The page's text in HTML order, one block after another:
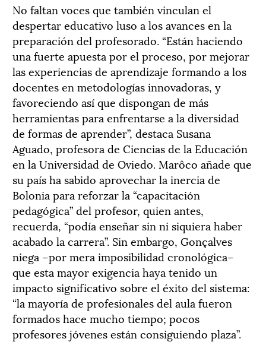
No faltan voces que también vinculan el
despertar educativo luso a los avances en la
preparación del profesorado. “Están haciendo
una fuerte apuesta por el proceso, por mejorar
las experiencias de aprendizaje formando a los
docentes en metodologías innovadoras, y
favoreciendo así que dispongan de más
herramientas para enfrentarse a la diversidad
de formas de aprender”, destaca Susana
Aguado, profesora de Ciencias de la Educación
en la Universidad de Oviedo. Marôco añade que
su país ha sabido aprovechar la inercia de
Bolonia para reforzar la “capacitación
pedagógica” del profesor, quien antes,
recuerda, “podía enseñar sin ni siquiera haber
acabado la carrera”. Sin embargo, Gonçalves
niega –por mera imposibilidad cronológica–
que esta mayor exigencia haya tenido un
impacto significativo sobre el éxito del sistema:
“la mayoría de profesionales del aula fueron
formados hace mucho tiempo; pocos
profesores jóvenes están consiguiendo plaza”.